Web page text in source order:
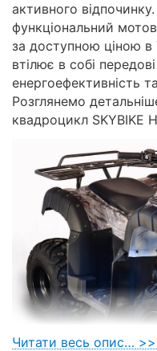
активного
функціональний
за доступною ціною в
втілює в собі
енергоефективність
Розглянемо
квадроцикл SKYBIKE
Читати весь опис…